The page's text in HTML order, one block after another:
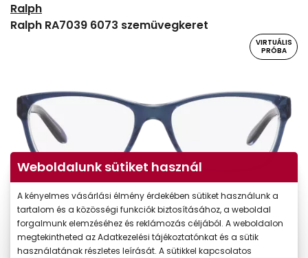
Ralph
Ralph RA7039 6073 szemüvegkeret
VIRTUÁLIS
PRÓBA
Weboldalunk sütiket használ
A kényelmes vásárlási élmény érdekében sütiket használunk a
tartalom és a közösségi funkciók biztosításához, a weboldal
forgalmunk elemzéséhez és reklámozás céljából. A weboldalon
megtekintheted az Adatkezelési tájékoztatónkat és a sütik
használatának részletes leírását. A sütikkel kapcsolatos